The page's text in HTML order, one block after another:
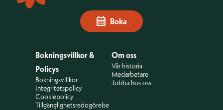
Boka
Bokningsvillkor &
Policys
Bokningsvillkor
Integritetspolicy
Cookiepolicy
Tillgänglighetsredogörelse
Om oss
Vår historia
Medarbetare
Jobba hos oss